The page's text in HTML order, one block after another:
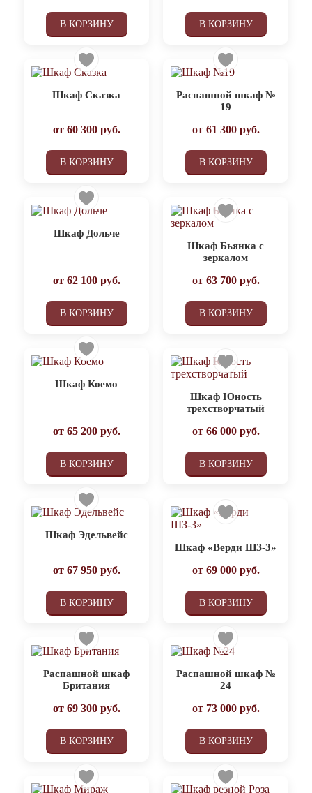
В КОРЗИНУ В КОРЗИНУ
Шкаф Сказка
от 60 300руб.
В КОРЗИНУ
Распашной шкаф №
19
от 61 300руб.
В КОРЗИНУ
Шкаф Дольче
от 62 100руб.
В КОРЗИНУ
Шкаф Бьянка с
зеркалом
от 63 700руб.
В КОРЗИНУ
Шкаф Коемо
от 65 200руб.
В КОРЗИНУ
Шкаф Юность
трехстворчатый
от 66 000руб.
В КОРЗИНУ
Шкаф Эдельвейс
от 67 950руб.
В КОРЗИНУ
Шкаф «Верди ШЗ-3»
от 69 000руб.
В КОРЗИНУ
Распашной шкаф
Британия
от 69 300руб.
В КОРЗИНУ
Распашной шкаф №
24
от 73 000руб.
В КОРЗИНУ